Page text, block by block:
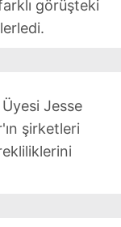
görüşteki
Jesse
şirketleri